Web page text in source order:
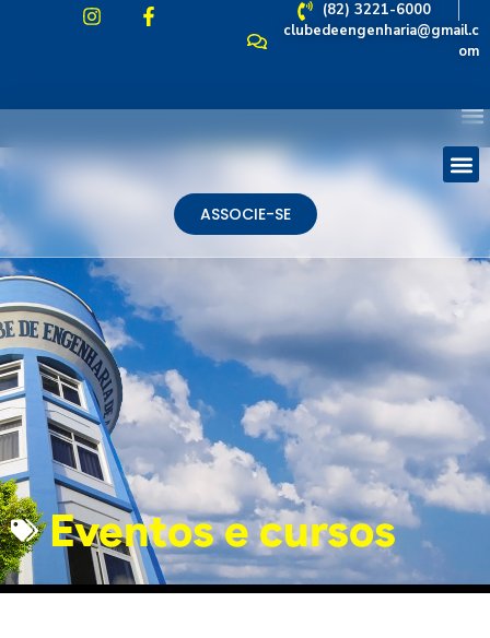
(82) 3221-6000
clubedeengenharia@gmail.c
om
ASSOCIE-SE
ASSOCIE-SE
Eventos e cursos